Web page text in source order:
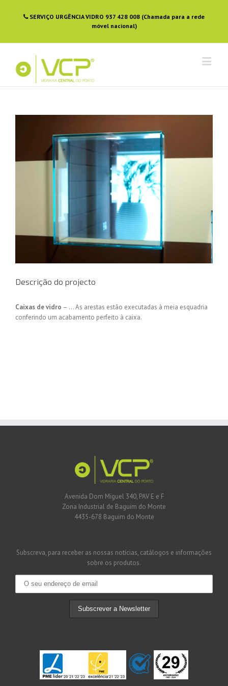
SERVIÇO URGÊNCIA VIDRO 937 428 008 (Chamada para a rede
móvel nacional)
Descrição do projecto
Caixas de vidro – … As arestas estão executadas à meia esquadria
conferindo um acabamento perfeito à caixa.
Avenida Dom Miguel 340, PAV E e F
Zona Industrial de Baguim do Monte
4435-678 Baguim do Monte
Subscreva, para receber as nossas notícias, catálogos e informações
sobre os produtos.